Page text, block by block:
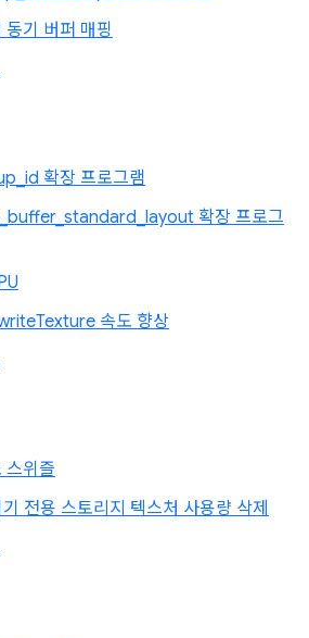
기 버퍼 매핑
확장 프로그램
확장 프로그
속도 향상
스위즐
전용 스토리지 텍스처 사용량 삭제